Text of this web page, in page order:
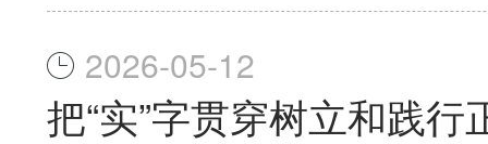
2026-05-12
把“实”字贯穿树立和践